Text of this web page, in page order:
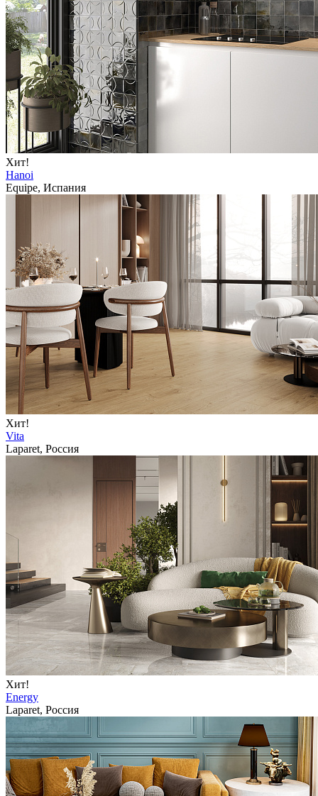
Хит!
Hanoi
Equipe, Испания
Хит!
Vita
Laparet, Россия
Хит!
Energy
Laparet, Россия